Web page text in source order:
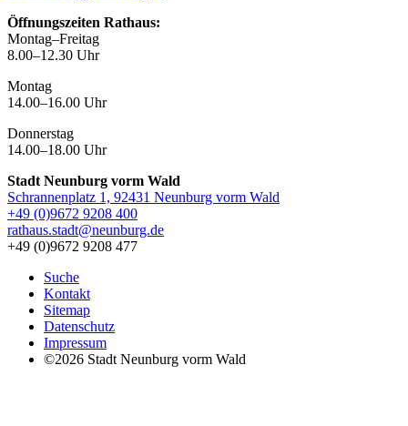
Öffnungszeiten Rathaus:
Montag–Freitag
8.00–12.30 Uhr
Montag
14.00–16.00 Uhr
Donnerstag
14.00–18.00 Uhr
Stadt Neunburg vorm Wald
Schrannenplatz 1, 92431 Neunburg vorm Wald
+49 (0)9672 9208 400
rathaus.stadt@neunburg.de
+49 (0)9672 9208 477
Suche
Kontakt
Sitemap
Datenschutz
Impressum
©2026 Stadt Neunburg vorm Wald